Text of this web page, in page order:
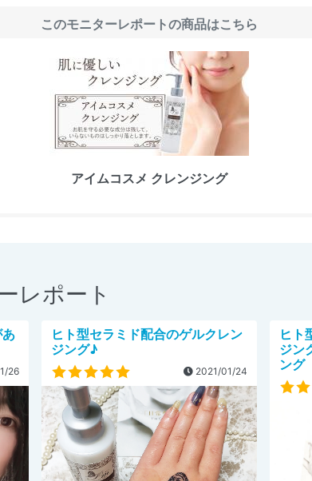
このモニターレポートの商品はこちら
アイムコスメ クレンジング
レポート
26
ヒト型セラミド配合のゲルクレン
ジング♪
2021/01/24
ヒト
ジン
ング